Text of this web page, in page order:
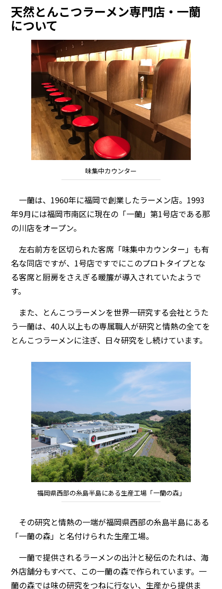
天然とんこつラーメン専門店・一蘭
について
味集中カウンター
一蘭は、1960年に福岡で創業したラーメン店。1993
年9月には福岡市南区に現在の「一蘭」第1号店である那
の川店をオープン。
左右前方を区切られた客席「味集中カウンター」も有
名な同店ですが、1号店ですでにこのプロトタイプとな
る客席と厨房をさえぎる暖簾が導入されていたようで
す。
また、とんこつラーメンを世界一研究する会社とうた
う一蘭は、40人以上もの専属職人が研究と情熱の全てを
とんこつラーメンに注ぎ、日々研究をし続けています。
福岡県西部の糸島半島にある生産工場「一蘭の森」
その研究と情熱の一端が福岡県西部の糸島半島にある
「一蘭の森」と名付けられた生産工場。
一蘭で提供されるラーメンの出汁と秘伝のたれは、海
外店舗分もすべて、この一蘭の森で作られています。一
蘭の森では味の研究をつねに行ない、生産から提供ま